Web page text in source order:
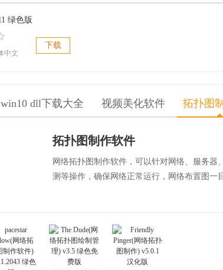
绿色版
中文
下载
win10 dll下载大全 视频美化软件 拓扑图
拓扑图制作软件
网络拓扑图制作软件，可以针对网络、服务
测等操作，确保网络正常运行，网络布置图一